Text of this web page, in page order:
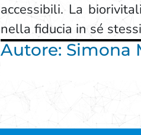
accessibili. La
nella fiducia in sé
Autore: Simona